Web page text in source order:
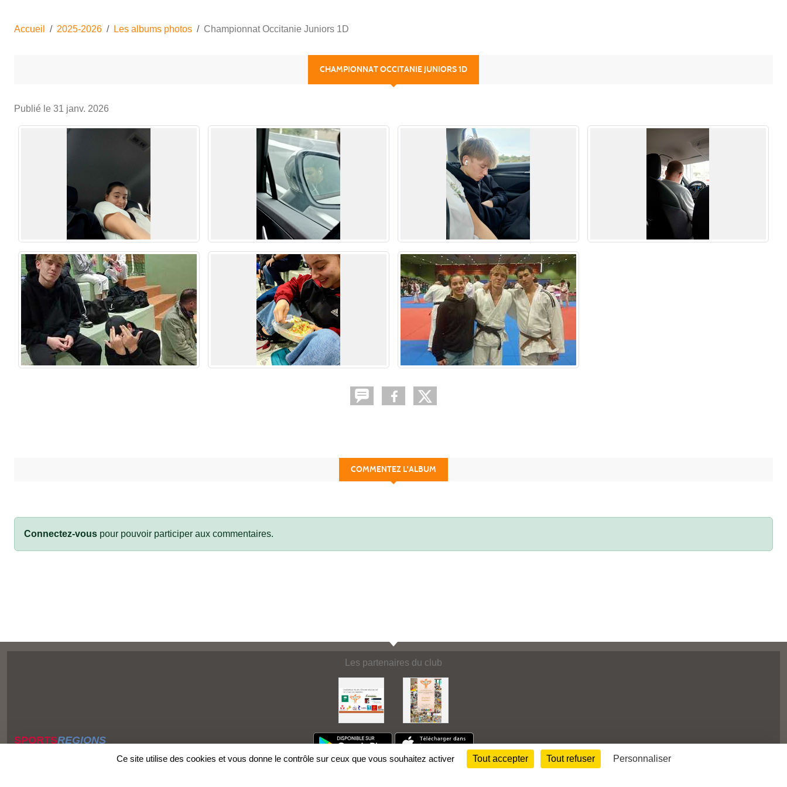
Accueil 2025-2026 Les albums photos Championnat Occitanie Juniors 1D
CHAMPIONNAT OCCITANIE JUNIORS 1D
Publié le 31 janv. 2026
COMMENTEZ L'ALBUM
Connectez-vous pour pouvoir participer aux commentaires.
Les partenaires du club
SPORTSREGIONS
Ce site utilise des cookies et vous donne le contrôle sur ceux que vous souhaitez activer Tout accepter Tout refuser Personnaliser